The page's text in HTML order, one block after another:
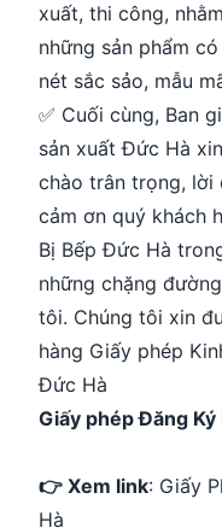
xuất, thi công,
những sản phẩm
nét sắc sảo, mẫu
✅ Cuối cùng, Ban
sản xuất Đức Hà
chào trân trọng, lời
cảm ơn quý khách
Bị Bếp Đức Hà
những chặng
tôi. Chúng tôi xin
hàng Giấy phép
Đức Hà
Giấy phép Đăng Ký
👉 Xem link: Giấy
Hà